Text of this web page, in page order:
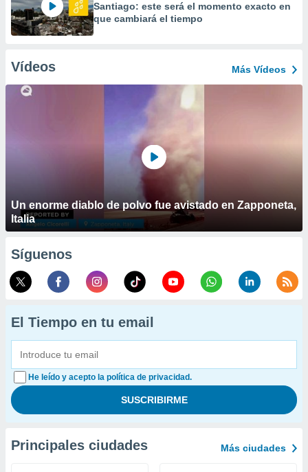
Santiago: este será el momento exacto en
que cambiará el tiempo
Vídeos Más Vídeos
Un enorme diablo de polvo fue avistado en Zapponeta,
Italia
Síguenos
El Tiempo en tu email
He leído y acepto la política de privacidad.
Principales ciudades Más ciudades